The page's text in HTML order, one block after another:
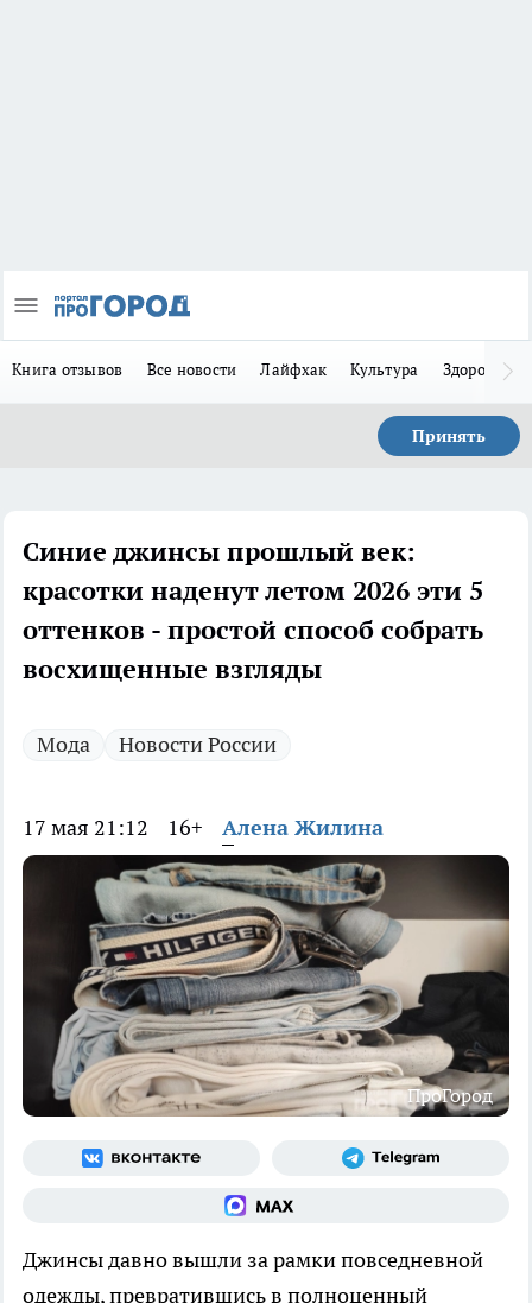
Книга отзывов Все новости Лайфхак Культура Здоровье
Принять
Синие джинсы прошлый век:
красотки наденут летом 2026 эти 5
оттенков - простой способ собрать
восхищенные взгляды
Мода Новости России
17 мая 21:12 16+ Алена Жилина
ПроГород
Джинсы давно вышли за рамки повседневной
одежды, превратившись в полноценный